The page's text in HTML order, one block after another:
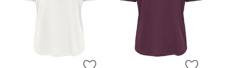
ZUR WUNSCHLISTE HINZUFÜGEN
ZUR